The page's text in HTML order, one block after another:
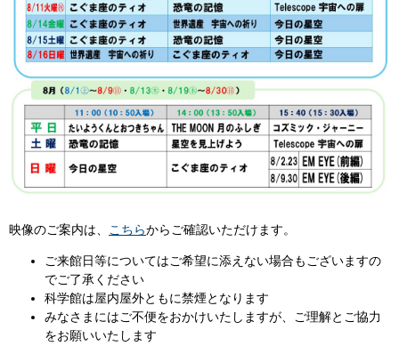
映像のご案内は、 こちらからご確認いただけます。​
ご来館日等についてはご希望に添えない場合もございますの
でご了承ください
科学館は屋内屋外ともに禁煙となります
みなさまにはご不便をおかけいたしますが、ご理解とご協力
をお願いいたします